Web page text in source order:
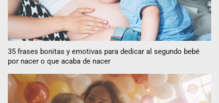
35 frases bonitas y emotivas para dedicar al segundo bebé
por nacer o que acaba de nacer